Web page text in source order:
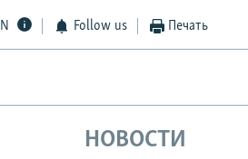
Follow us Печать
НОВОСТИ